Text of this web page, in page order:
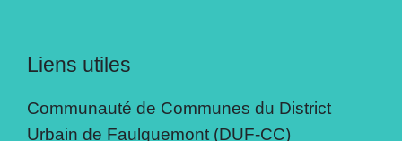
Liens utiles
Communauté de Communes du District
Urbain de Faulquemont (DUF-CC)